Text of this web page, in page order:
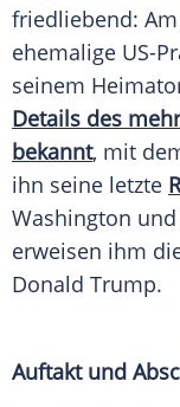
friedliebend: Am
ehemalige US-
seinem
Details des
bekannt, mit
ihn seine letzte
Washington
erweisen ihm
Donald Trump.
Auftakt und